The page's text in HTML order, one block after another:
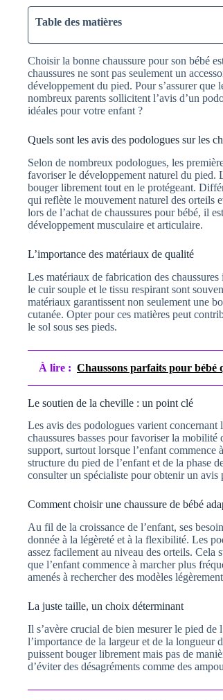
Table des matières
Choisir la bonne chaussure pour son bébé
chaussures ne sont pas seulement un
développement du pied. Pour s’assurer
nombreux parents sollicitent l’avis d’un
idéales pour votre enfant ?
Quels sont les avis des podologues sur les
Selon de nombreux podologues, les
favoriser le développement naturel du pied.
bouger librement tout en le protégeant.
qui reflète le mouvement naturel des orteils
lors de l’achat de chaussures pour bébé, il
développement musculaire et articulaire.
L’importance des matériaux de qualité
Les matériaux de fabrication des
le cuir souple et le tissu respirant sont
matériaux garantissent non seulement une
cutanée. Opter pour ces matières peut
le sol sous ses pieds.
À lire : Chaussons parfaits pour
Le soutien de la cheville : un point clé
Les avis des podologues varient concernant
chaussures basses pour favoriser la
support, surtout lorsque l’enfant commence
structure du pied de l’enfant et de la phase
consulter un spécialiste pour obtenir un avis
Comment choisir une chaussure de bébé
Au fil de la croissance de l’enfant, ses
donnée à la légèreté et à la flexibilité. Les
assez facilement au niveau des orteils.
que l’enfant commence à marcher plus
amenés à rechercher des modèles
La juste taille, un choix déterminant
Il s’avère crucial de bien mesurer le pied
l’importance de la largeur et de la longueur
puissent bouger librement mais pas de
d’éviter des désagréments comme des